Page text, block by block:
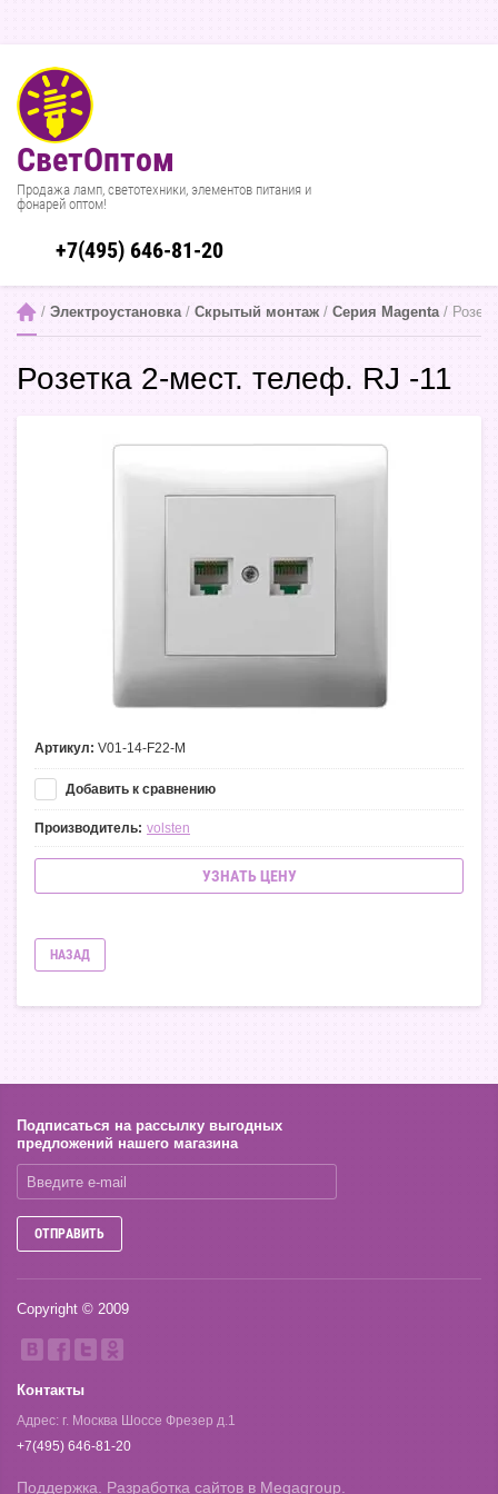
СветОптом
Продажа ламп, светотехники, элементов питания и
фонарей оптом!
+7(495) 646-81-20
/ Электроустановка / Скрытый монтаж / Серия Magenta /
Розетка 2-мест. телеф. RJ -11
Артикул: V01-14-F22-M
Добавить к сравнению
Производитель: volsten
УЗНАТЬ ЦЕНУ
НАЗАД
Подписаться на рассылку выгодных
предложений нашего магазина
ОТПРАВИТЬ
Copyright © 2009
Контакты
Адрес: г. Москва Шоссе Фрезер д.1
+7(495) 646-81-20
Поддержка. Разработка сайтов в Megagroup.